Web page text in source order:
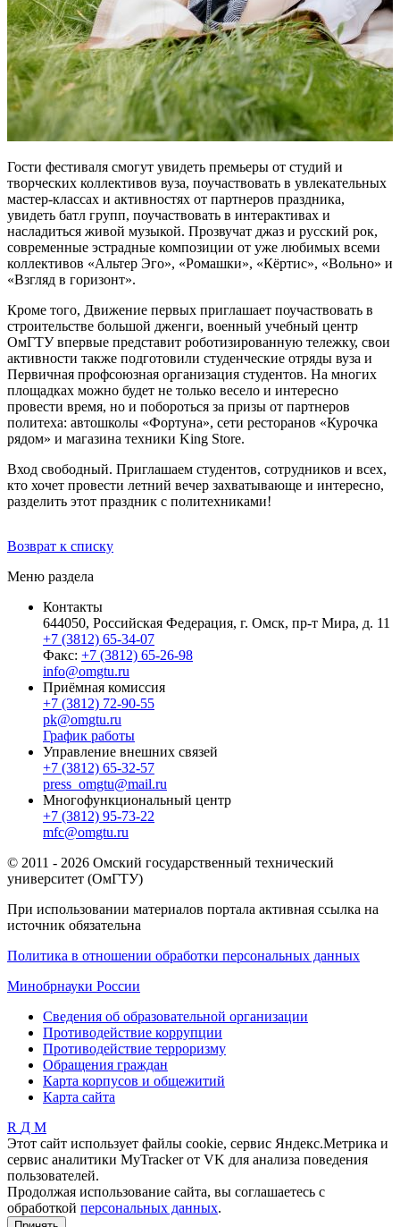
Гости фестиваля смогут увидеть премьеры от студий и
творческих коллективов вуза, поучаствовать в увлекательных
мастер-классах и активностях от партнеров праздника,
увидеть батл групп, поучаствовать в интерактивах и
насладиться живой музыкой. Прозвучат джаз и русский рок,
современные эстрадные композиции от уже любимых всеми
коллективов «Альтер Эго», «Ромашки», «Кёртис», «Вольно» и
«Взгляд в горизонт».
Кроме того, Движение первых приглашает поучаствовать в
строительстве большой дженги, военный учебный центр
ОмГТУ впервые представит роботизированную тележку, свои
активности также подготовили студенческие отряды вуза и
Первичная профсоюзная организация студентов. На многих
площадках можно будет не только весело и интересно
провести время, но и побороться за призы от партнеров
политеха: автошколы «Фортуна», сети ресторанов «Курочка
рядом» и магазина техники King Store.
Вход свободный. Приглашаем студентов, сотрудников и всех,
кто хочет провести летний вечер захватывающе и интересно,
разделить этот праздник с политехниками!
Возврат к списку
Меню раздела
Контакты
644050, Российская Федерация, г. Омск, пр-т Мира, д. 11
+7 (3812) 65-34-07
Факс: +7 (3812) 65-26-98
info@omgtu.ru
Приёмная комиссия
+7 (3812) 72-90-55
pk@omgtu.ru
График работы
Управление внешних связей
+7 (3812) 65-32-57
press_omgtu@mail.ru
Многофункциональный центр
+7 (3812) 95-73-22
mfc@omgtu.ru
© 2011 - 2026 Омский государственный технический
университет (ОмГТУ)
При использовании материалов портала активная ссылка на
источник обязательна
Политика в отношении обработки персональных данных
Минобрнауки России
Сведения об образовательной организации
Противодействие коррупции
Противодействие терроризму
Обращения граждан
Карта корпусов и общежитий
Карта сайта
R Д М
Этот сайт использует файлы cookie, сервис Яндекс.Метрика и
сервис аналитики MyTracker от VK для анализа поведения
пользователей.
Продолжая использование сайта, вы соглашаетесь с
обработкой персональных данных.